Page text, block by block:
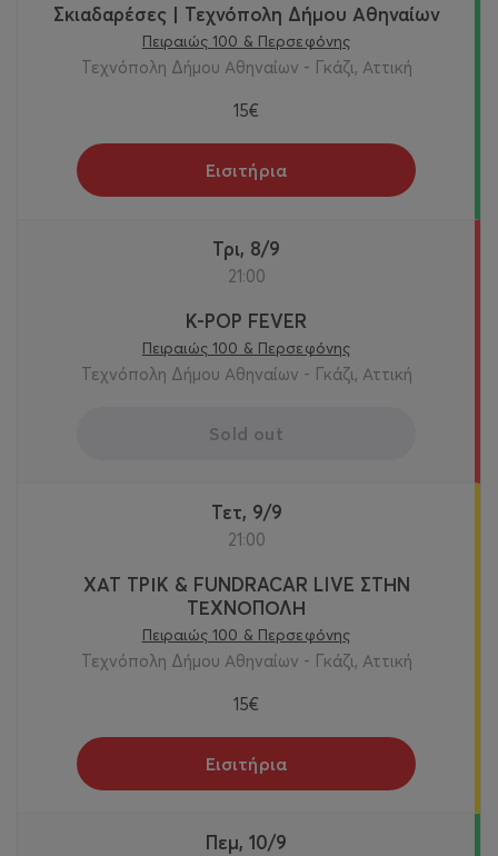
Σκιαδαρέσες | Τεχνόπολη Δήμου Αθηναίων
Πειραιώς 100 & Περσεφόνης
Τεχνόπολη Δήμου Αθηναίων - Γκάζι, Αττική
15€
Εισιτήρια
Τρι, 8/9
21:00
K-POP FEVER
Πειραιώς 100 & Περσεφόνης
Τεχνόπολη Δήμου Αθηναίων - Γκάζι, Αττική
Sold out
Τετ, 9/9
21:00
ΧΑΤ ΤΡΙΚ & FUNDRACAR LIVE ΣΤΗΝ
ΤΕΧΝΟΠΟΛΗ
Πειραιώς 100 & Περσεφόνης
Τεχνόπολη Δήμου Αθηναίων - Γκάζι, Αττική
15€
Εισιτήρια
Πεμ, 10/9